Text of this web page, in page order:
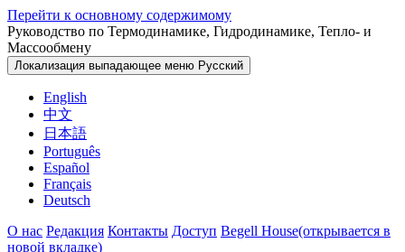
Перейти к основному содержимому
Руководство по Термодинамике, Гидродинамике, Тепло- и
Массообмену
Локализация выпадающее меню Русский
English
中文
日本語
Português
Español
Français
Deutsch
О нас Редакция Контакты Доступ Begell House(открывается в
новой вкладке)